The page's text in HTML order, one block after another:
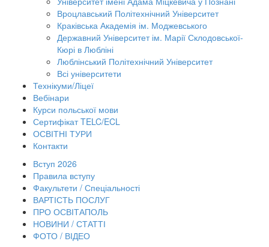
Вроцлавський Політехнічний Університет
Краківська Академія ім. Моджевського
Державний Університет ім. Марії Склодовської-
Кюрі в Любліні
Люблінський Політехнічний Університет
Всі університети
Технікуми/Ліцеї
Вебінари
Курси польської мови
Сертифікат TELC/ECL
ОСВІТНІ ТУРИ
Контакти
Вступ 2026
Правила вступу
Факультети / Спеціальності
ВАРТІСТЬ ПОСЛУГ
ПРО ОСВІТАПОЛЬ
НОВИНИ / СТАТТІ
ФОТО / ВІДЕО